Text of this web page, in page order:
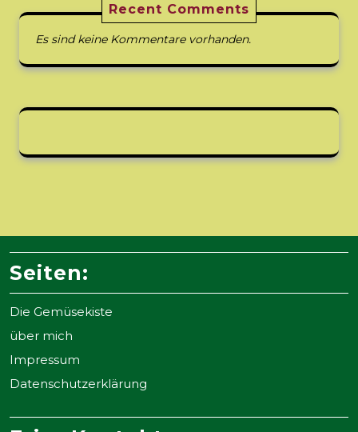
Recent Comments
Es sind keine Kommentare vorhanden.
Seiten:
Die Gemüsekiste
über mich
Impressum
Datenschutzerklärung